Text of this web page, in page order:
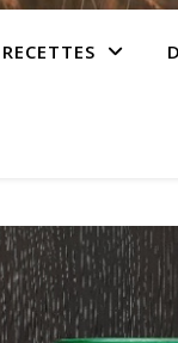
RECETTES